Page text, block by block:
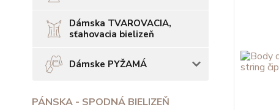
Dámska TVAROVACIA,
sťahovacia bielizeň
Dámske PYŽAMÁ
PÁNSKA - SPODNÁ BIELIZEŇ